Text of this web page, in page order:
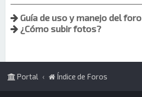
Guía de uso y manejo del foro
¿Cómo subir fotos?
Portal Índice de Foros